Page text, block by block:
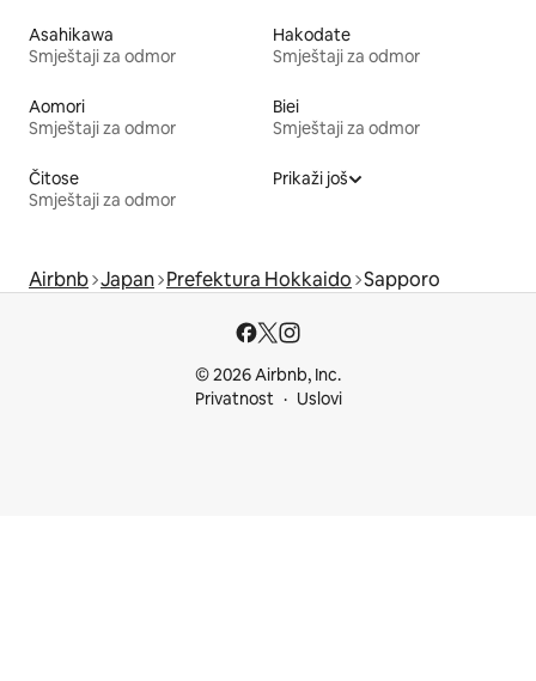
Asahikawa
Smještaji za odmor
Hakodate
Smještaji za odmor
Aomori
Smještaji za odmor
Biei
Smještaji za odmor
Čitose
Smještaji za odmor
Prikaži još
Airbnb Japan Prefektura Hokkaido Sapporo
© 2026 Airbnb, Inc.
Privatnost
Uslovi